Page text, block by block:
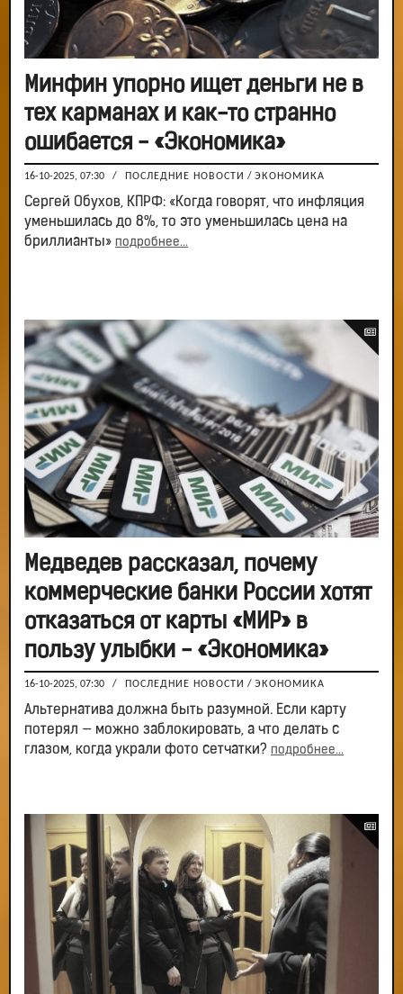
Минфин упорно ищет деньги не в
тех карманах и как-то странно
ошибается - «Экономика»
16-10-2025, 07:30 / ПОСЛЕДНИЕ НОВОСТИ / ЭКОНОМИКА
Сергей Обухов, КПРФ: «Когда говорят, что инфляция
уменьшилась до 8%, то это уменьшилась цена на
бриллианты» подробнее...
Медведев рассказал, почему
коммерческие банки России хотят
отказаться от карты «МИР» в
пользу улыбки - «Экономика»
16-10-2025, 07:30 / ПОСЛЕДНИЕ НОВОСТИ / ЭКОНОМИКА
Альтернатива должна быть разумной. Если карту
потерял — можно заблокировать, а что делать с
глазом, когда украли фото сетчатки? подробнее...